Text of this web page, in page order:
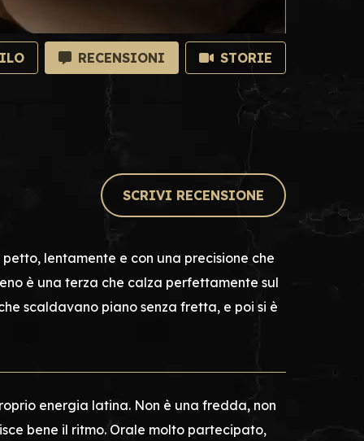
RECENSIONI STORIE
SCRIVI RECENSIONE
lentamente e con una precisione che
è una terza che calza perfettamente sul
scaldavano piano senza fretta, e poi si è
energia latina. Non è una fredda, non
bene il ritmo. Orale molto partecipato,